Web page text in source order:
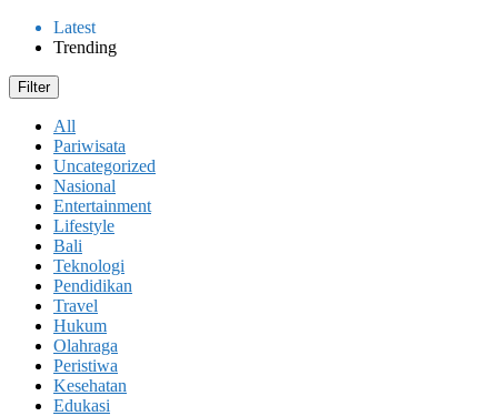
Latest
Trending
Filter
All
Pariwisata
Uncategorized
Nasional
Entertainment
Lifestyle
Bali
Teknologi
Pendidikan
Travel
Hukum
Olahraga
Peristiwa
Kesehatan
Edukasi